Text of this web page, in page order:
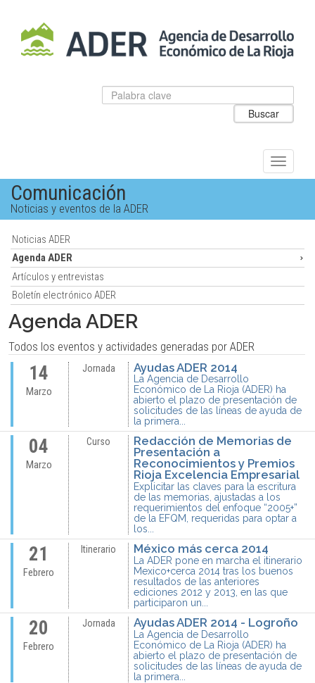
Salto
al
contenido
Datos
para
Introduzca
el
Buscar
Alternar
Comunicación
Noticias y eventos de la ADER
Noticias ADER
Agenda ADER
Artículos y entrevistas
Boletín electrónico ADER
Agenda ADER
Todos los eventos y actividades generadas por ADER
14
Marzo
Jornada Ayudas ADER 2014
La Agencia de Desarrollo
Económico de La Rioja (ADER) ha
abierto el plazo de presentación de
solicitudes de las líneas de ayuda de
la primera...
04
Marzo
Curso
Redacción de Memorias de
Presentación a
Reconocimientos y Premios
Rioja Excelencia Empresarial
Explicitar las claves para la escritura
de las memorias, ajustadas a los
requerimientos del enfoque “2005+”
de la EFQM, requeridas para optar a
los...
21
Febrero
Itinerario México más cerca 2014
La ADER pone en marcha el itinerario
Mexico+cerca 2014 tras los buenos
resultados de las anteriores
ediciones 2012 y 2013, en las que
participaron un...
20
Febrero
Jornada Ayudas ADER 2014 - Logroño
La Agencia de Desarrollo
Económico de La Rioja (ADER) ha
abierto el plazo de presentación de
solicitudes de las líneas de ayuda de
la primera...